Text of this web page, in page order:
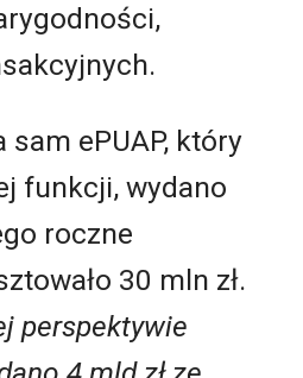
sam ePUAP, który
funkcji, wydano
roczne
30 mln zł.
perspektywie